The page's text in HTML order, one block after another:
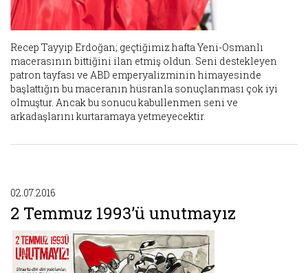
Recep Tayyip Erdoğan; geçtiğimiz hafta Yeni-Osmanlı
macerasının bittiğini ilan etmiş oldun. Seni destekleyen
patron tayfası ve ABD emperyalizminin himayesinde
başlattığın bu maceranın hüsranla sonuçlanması çok iyi
olmuştur. Ancak bu sonucu kabullenmen seni ve
arkadaşlarını kurtaramaya yetmeyecektir.
02.07.2016
2 Temmuz 1993’ü unutmayız